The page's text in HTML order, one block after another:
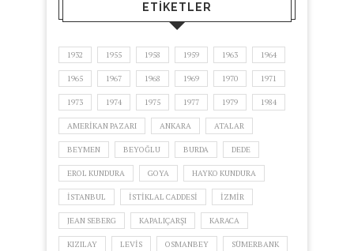
ETIKETLER
1932 1955 1958 1959 1963 1964
1965 1967 1968 1969 1970 1971
1973 1974 1975 1977 1979 1984
AMERIKAN PAZARI ANKARA ATALAR
BEYMEN BEYOĞLU BURDA DEDE
EROL KUNDURA GOYA HAYKO KUNDURA
ISTANBUL ISTIKLAL CADDESI IZMIR
JEAN SEBERG KAPALIÇARŞI KARACA
KIZILAY LEVIS OSMANBEY SÜMERBANK